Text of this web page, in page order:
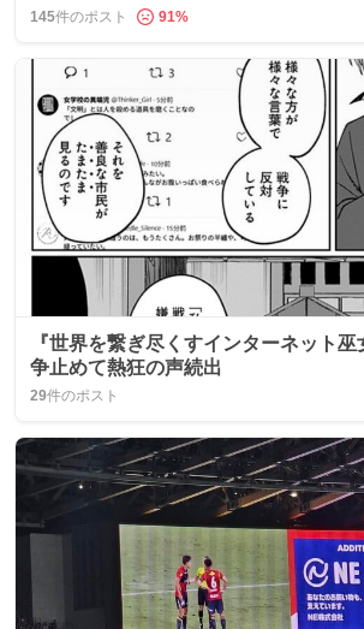
「笑える」反応
145件のポスト 91%
『世界を繋ぎ尽くすインターネット
争止めて熱狂の声続出
29件のポスト